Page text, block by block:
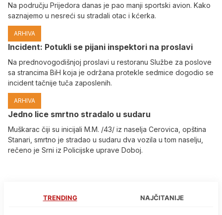
Na području Prijedora danas je pao manji sportski avion. Kako
saznajemo u nesreći su stradali otac i kćerka.
ARHIVA
Incident: Potukli se pijani inspektori na proslavi
Na prednovogodišnjoj proslavi u restoranu Službe za poslove
sa strancima BiH koja je održana protekle sedmice dogodio se
incident tačnije tuča zaposlenih.
ARHIVA
Јedno lice smrtno stradalo u sudaru
Muškarac čiji su inicijali M.M. /43/ iz naselja Cerovica, opština
Stanari, smrtno je stradao u sudaru dva vozila u tom naselju,
rečeno je Srni iz Policijske uprave Doboj.
TRENDING NAJČITANIJE